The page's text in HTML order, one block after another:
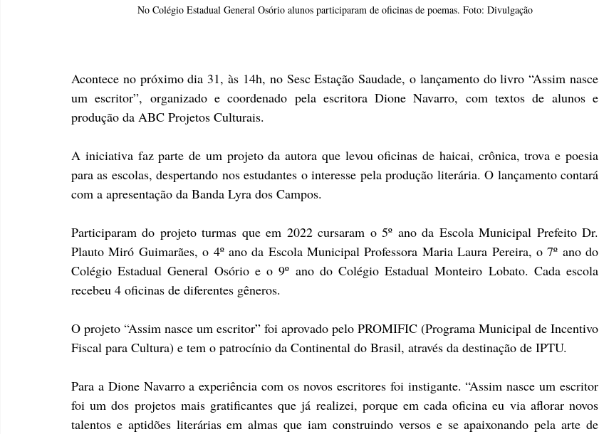
No Colégio Estadual General Osório alunos participaram de oficinas de poemas. Foto: Divulgação
Acontece no próximo dia 31, às 14h, no Sesc Estação Saudade, o lançamento do livro “Assim nasce
um escritor”, organizado e coordenado pela escritora Dione Navarro, com textos de alunos e
produção da ABC Projetos Culturais.
A iniciativa faz parte de um projeto da autora que levou oficinas de haicai, crônica, trova e poesia
para as escolas, despertando nos estudantes o interesse pela produção literária. O lançamento contará
com a apresentação da Banda Lyra dos Campos.
Participaram do projeto turmas que em 2022 cursaram o 5º ano da Escola Municipal Prefeito Dr.
Plauto Miró Guimarães, o 4º ano da Escola Municipal Professora Maria Laura Pereira, o 7º ano do
Colégio Estadual General Osório e o 9º ano do Colégio Estadual Monteiro Lobato. Cada escola
recebeu 4 oficinas de diferentes gêneros.
O projeto “Assim nasce um escritor” foi aprovado pelo PROMIFIC (Programa Municipal de Incentivo
Fiscal para Cultura) e tem o patrocínio da Continental do Brasil, através da destinação de IPTU.
Para a Dione Navarro a experiência com os novos escritores foi instigante. “Assim nasce um escritor
foi um dos projetos mais gratificantes que já realizei, porque em cada oficina eu via aflorar novos
talentos e aptidões literárias em almas que iam construindo versos e se apaixonando pela arte de